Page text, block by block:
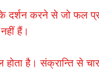
दर्शन करने से जो फल
हैं।
है। संक्रान्ति से